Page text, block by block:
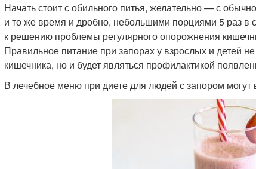
Начать стоит с обильного питья, желательно — с
и то же время и дробно, небольшими порциями 5 раз в
к решению проблемы регулярного опорожнения
Правильное питание при запорах у взрослых и детей
кишечника, но и будет являться профилактикой
В лечебное меню при диете для людей с запором могут